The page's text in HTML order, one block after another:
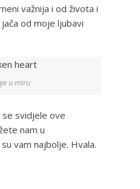
važnija i od života i
od moje ljubavi
u miru
se svidjele ove
nam u
vam najbolje. Hvala.